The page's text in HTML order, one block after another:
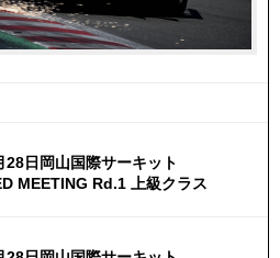
28日岡山国際サーキット
MEETING Rd.1 上級クラス